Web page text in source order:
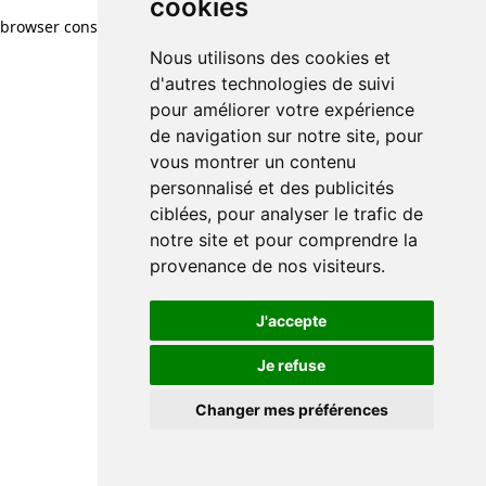
cookies
Nous utilisons des cookies et
d'autres technologies de suivi
pour améliorer votre expérience
de navigation sur notre site, pour
vous montrer un contenu
personnalisé et des publicités
ciblées, pour analyser le trafic de
notre site et pour comprendre la
provenance de nos visiteurs.
J'accepte
Je refuse
Changer mes préférences
browser console for more information)